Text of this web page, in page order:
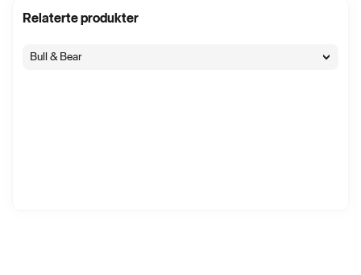
Relaterte produkter
Bull & Bear